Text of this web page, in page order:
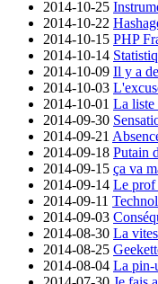
2014-10-25
2014-10-22
2014-10-15 PHP
2014-10-14
2014-10-09 Il y a
2014-10-03
2014-10-01 La liste
2014-09-30
2014-09-21
2014-09-18 Putain
2014-09-15 ça va
2014-09-14 Le prof
2014-09-11
2014-09-03
2014-08-30 La
2014-08-25
2014-08-04 La pin-